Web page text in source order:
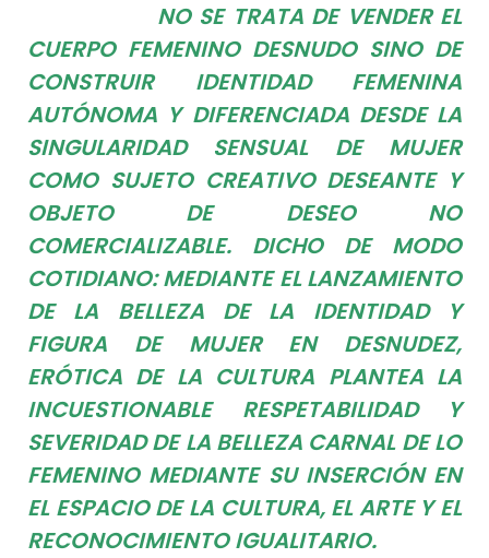
NO SE TRATA DE VENDER EL
CUERPO FEMENINO DESNUDO SINO DE
CONSTRUIR IDENTIDAD FEMENINA
AUTÓNOMA Y DIFERENCIADA DESDE LA
SINGULARIDAD SENSUAL DE MUJER
COMO SUJETO CREATIVO DESEANTE Y
OBJETO DE DESEO NO
COMERCIALIZABLE. DICHO DE MODO
COTIDIANO: MEDIANTE EL LANZAMIENTO
DE LA BELLEZA DE LA IDENTIDAD Y
FIGURA DE MUJER EN DESNUDEZ,
ERÓTICA DE LA CULTURA PLANTEA LA
INCUESTIONABLE RESPETABILIDAD Y
SEVERIDAD DE LA BELLEZA CARNAL DE LO
FEMENINO MEDIANTE SU INSERCIÓN EN
EL ESPACIO DE LA CULTURA, EL ARTE Y EL
RECONOCIMIENTO IGUALITARIO.